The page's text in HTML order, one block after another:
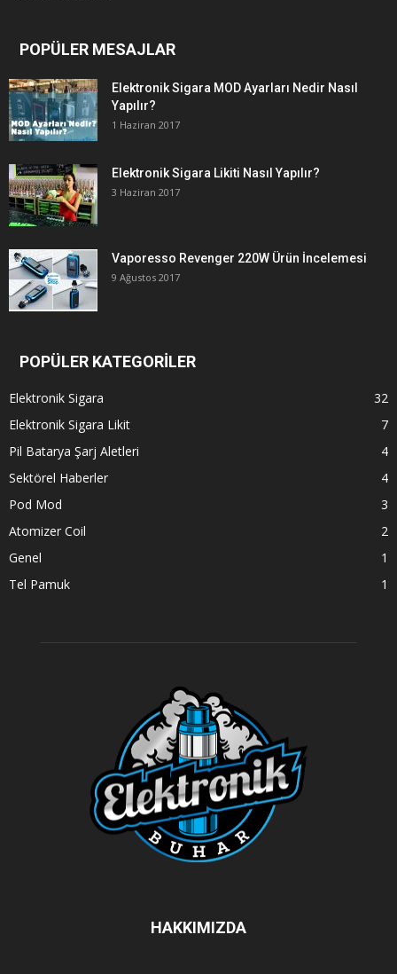
POPÜLER MESAJLAR
Elektronik Sigara MOD Ayarları Nedir Nasıl
Yapılır?
1 Haziran 2017
Elektronik Sigara Likiti Nasıl Yapılır?
3 Haziran 2017
Vaporesso Revenger 220W Ürün İncelemesi
9 Ağustos 2017
POPÜLER KATEGORİLER
Elektronik Sigara
32
Elektronik Sigara Likit
7
Pil Batarya Şarj Aletleri
4
Sektörel Haberler
4
Pod Mod
3
Atomizer Coil
2
Genel
1
Tel Pamuk
1
HAKKIMIZDA